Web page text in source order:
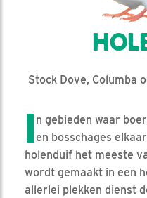
Stock Dove, Columba
In gebieden waar
en bosschages
holenduif het meeste
wordt gemaakt in een
allerlei plekken dienst